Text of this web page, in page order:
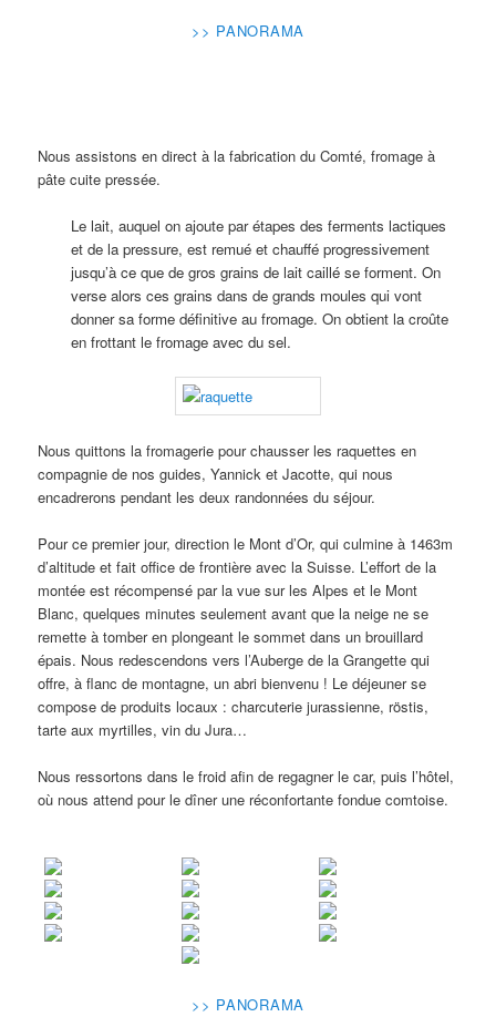
>> PANORAMA
Nous assistons en direct à la fabrication du Comté, fromage à
pâte cuite pressée.
Le lait, auquel on ajoute par étapes des ferments lactiques
et de la pressure, est remué et chauffé progressivement
jusqu’à ce que de gros grains de lait caillé se forment. On
verse alors ces grains dans de grands moules qui vont
donner sa forme définitive au fromage. On obtient la croûte
en frottant le fromage avec du sel.
Nous quittons la fromagerie pour chausser les raquettes en
compagnie de nos guides, Yannick et Jacotte, qui nous
encadrerons pendant les deux randonnées du séjour.
Pour ce premier jour, direction le Mont d’Or, qui culmine à 1463m
d’altitude et fait office de frontière avec la Suisse. L’effort de la
montée est récompensé par la vue sur les Alpes et le Mont
Blanc, quelques minutes seulement avant que la neige ne se
remette à tomber en plongeant le sommet dans un brouillard
épais. Nous redescendons vers l’Auberge de la Grangette qui
offre, à flanc de montagne, un abri bienvenu ! Le déjeuner se
compose de produits locaux : charcuterie jurassienne, röstis,
tarte aux myrtilles, vin du Jura…
Nous ressortons dans le froid afin de regagner le car, puis l’hôtel,
où nous attend pour le dîner une réconfortante fondue comtoise.
>> PANORAMA